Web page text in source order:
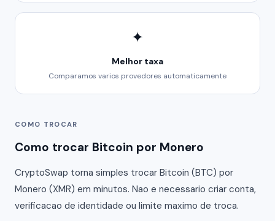
✦
Melhor taxa
Comparamos varios provedores automaticamente
COMO TROCAR
Como trocar Bitcoin por Monero
CryptoSwap torna simples trocar Bitcoin (BTC) por
Monero (XMR) em minutos. Nao e necessario criar conta,
verificacao de identidade ou limite maximo de troca.